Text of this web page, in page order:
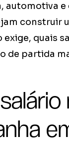
automotiva
construir
exige, quais
de partida